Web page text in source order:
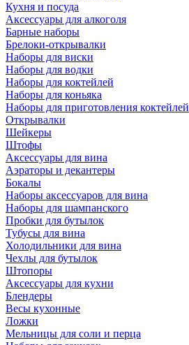
Кухня и посуда
Аксессуары для алкоголя
Барные наборы
Брелоки-открывалки
Наборы для виски
Наборы для водки
Наборы для коктейлей
Наборы для коньяка
Наборы для приготовления коктейлей
Открывалки
Шейкеры
Штофы
Аксессуары для вина
Аэраторы и декантеры
Бокалы
Наборы аксессуаров для вина
Наборы для шампанского
Пробки для бутылок
Тубусы для вина
Холодильники для вина
Чехлы для бутылок
Штопоры
Аксессуары для кухни
Блендеры
Весы кухонные
Ложки
Мельницы для соли и перца